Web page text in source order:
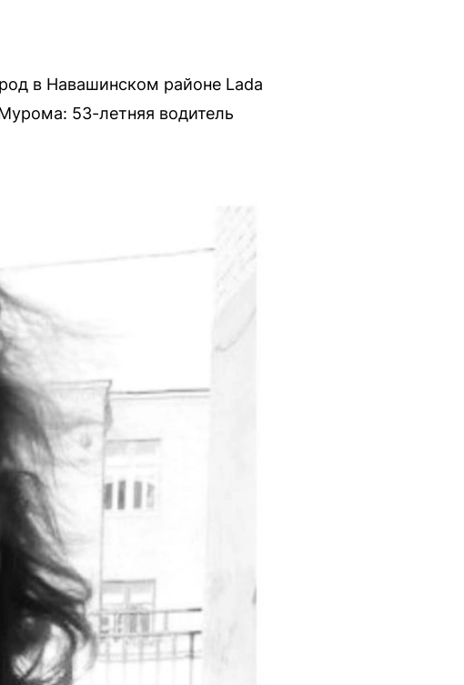
в Навашинском районе Lada
53-летняя водитель